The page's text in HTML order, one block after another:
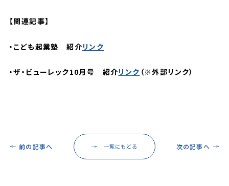
【関連記事】
・こども起業塾 紹介リンク
・ザ・ビューレック10月号 紹介リンク （※外部リンク）
前の記事へ 一覧にもどる 次の記事へ